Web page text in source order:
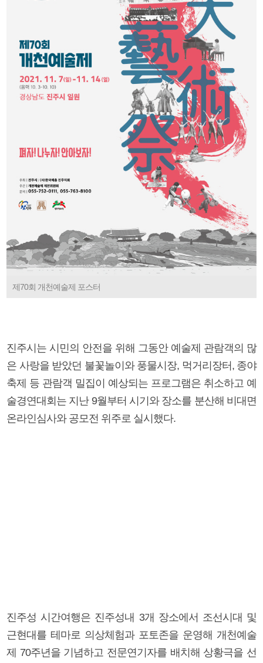
제70회 개천예술제 포스터
진주시는 시민의 안전을 위해 그동안 예술제 관람객의 많
은 사랑을 받았던 불꽃놀이와 풍물시장, 먹거리장터, 종야
축제 등 관람객 밀집이 예상되는 프로그램은 취소하고 예
술경연대회는 지난 9월부터 시기와 장소를 분산해 비대면
온라인심사와 공모전 위주로 실시했다.
진주성 시간여행은 진주성내 3개 장소에서 조선시대 및
근현대를 테마로 의상체험과 포토존을 운영해 개천예술
제 70주년을 기념하고 전문연기자를 배치해 상황극을 선